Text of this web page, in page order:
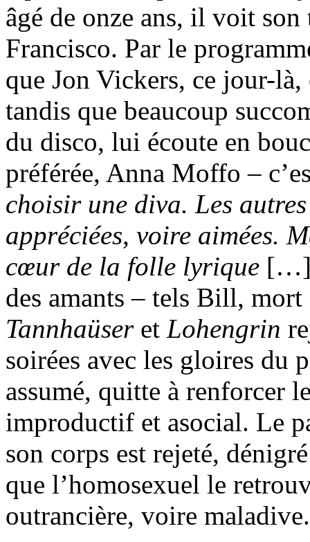
âgé de onze ans, il voit
Francisco. Par le
que Jon Vickers, ce jour-
tandis que beaucoup
du disco, lui écoute en
préférée, Anna Moffo –
choisir une diva. Les
appréciées, voire aimées.
cœur de la folle lyrique […]
des amants – tels Bill,
Tannhaüseret Lohengrin
soirées avec les gloires du
assumé, quitte à renforcer
improductif et asocial. Le
son corps est rejeté,
que l’homosexuel le
outrancière, voire maladive.